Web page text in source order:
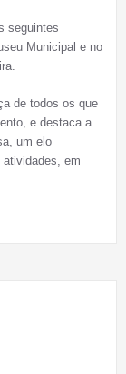
seguintes
Municipal e no
de todos os que
e destaca a
um elo
em